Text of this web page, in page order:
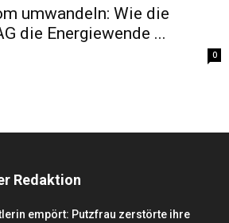
umwandeln: Wie die
die Energiewende ...
0
Redaktion
empört: Putzfrau zerstörte ihre